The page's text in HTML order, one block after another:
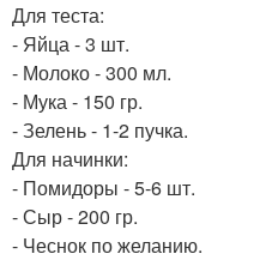
Для теста:
- Яйца - 3 шт.
- Молоко - 300 мл.
- Мука - 150 гр.
- Зелень - 1-2 пучка.
Для начинки:
- Помидоры - 5-6 шт.
- Сыр - 200 гр.
- Чеснок по желанию.